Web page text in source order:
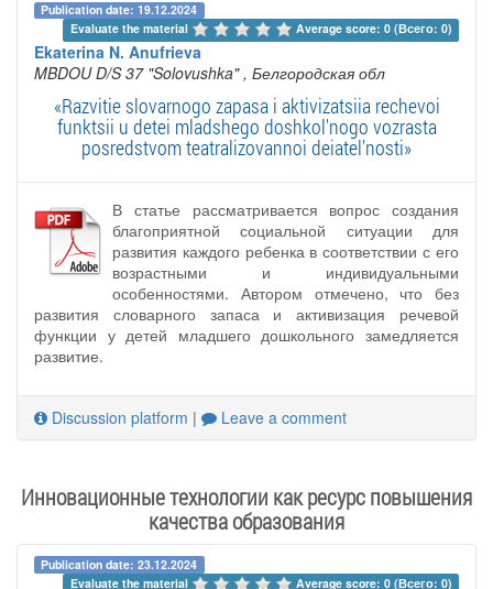
Publication date: 19.12.2024
Evaluate the material
Average score: 0 (Всего: 0)
Ekaterina N. Anufrieva
MBDOU D/S 37 "Solovushka" , Белгородская обл
«Razvitie slovarnogo zapasa i aktivizatsiia rechevoi
funktsii u detei mladshego doshkol'nogo vozrasta
posredstvom teatralizovannoi deiatel'nosti»
В статье рассматривается вопрос создания
благоприятной социальной ситуации для
развития каждого ребенка в соответствии с его
возрастными и индивидуальными
особенностями. Автором отмечено, что без
развития словарного запаса и активизация речевой
функции у детей младшего дошкольного замедляется
развитие.
Discussion platform | Leave a comment
Инновационные технологии как ресурс повышения
качества образования
Publication date: 23.12.2024
Evaluate the material
Average score: 0 (Всего: 0)